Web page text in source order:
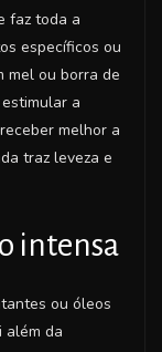
faz toda a
específicos ou
mel ou borra de
a
melhor a
traz leveza e
intensa
ou óleos
além da